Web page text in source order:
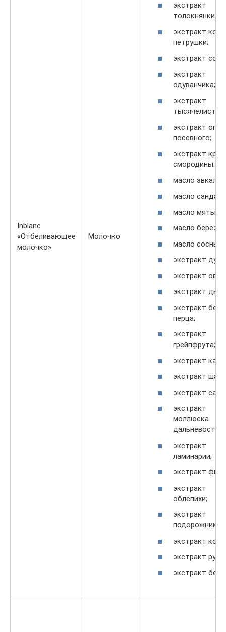
Inblanc
«Отбеливающее
молочко»
Молочко
экстракт
толокнянки;
экстракт
петрушки;
экстракт
экстракт
одуванчика;
экстракт
экстракт
посевного;
экстракт
смородины;
масло
масло
масло мяты;
масло берёзы;
масло сосны;
экстракт
экстракт овса;
экстракт
экстракт
перца;
экстракт
грейпфрута;
экстракт
экстракт
экстракт
экстракт
моллюска
экстракт
ламинарии;
экстракт
экстракт
облепихи;
экстракт
подорожника;
экстракт
экстракт
экстракт